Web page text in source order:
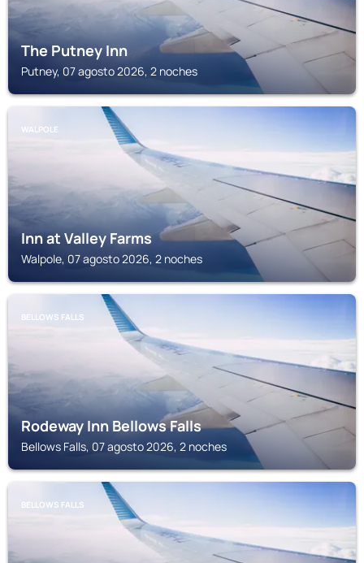
The Putney Inn
Putney, 07 agosto 2026, 2 noches
WALPOLE
Inn at Valley Farms
Walpole, 07 agosto 2026, 2 noches
BELLOWS FALLS
Rodeway Inn Bellows Falls
Bellows Falls, 07 agosto 2026, 2 noches
BELLOWS FALLS